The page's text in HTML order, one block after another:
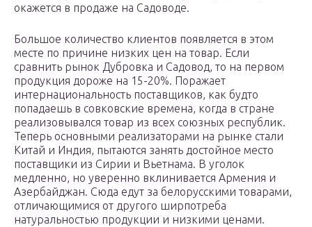
окажется в продаже на Садоводе.
Большое количество клиентов появляется в этом
месте по причине низких цен на товар. Если
сравнить рынок Дубровка и Садовод, то на первом
продукция дороже на 15-20%. Поражает
интернациональность поставщиков, как будто
попадаешь в совковские времена, когда в стране
реализовывался товар из всех союзных республик.
Теперь основными реализаторами на рынке стали
Китай и Индия, пытаются занять достойное место
поставщики из Сирии и Вьетнама. В уголок
медленно, но уверенно вклинивается Армения и
Азербайджан. Сюда едут за белорусскими товарами,
отличающимися от другого ширпотреба
натуральностью продукции и низкими ценами.